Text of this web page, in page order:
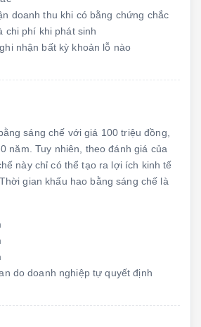
doanh thu khi có bằng chứng chắc
chi phí khi phát sinh
nhận bất kỳ khoản lỗ nào
sáng chế với giá 100 triệu đồng,
năm. Tuy nhiên, theo đánh giá của
này chỉ có thể tạo ra lợi ích kinh tế
gian khấu hao bằng sáng chế là
do doanh nghiệp tự quyết định